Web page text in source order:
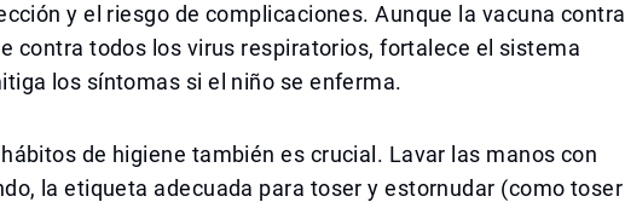
y el riesgo de complicaciones. Aunque la vacuna contra
contra todos los virus respiratorios, fortalece el sistema
los síntomas si el niño se enferma.
de higiene también es crucial. Lavar las manos con
la etiqueta adecuada para toser y estornudar (como toser